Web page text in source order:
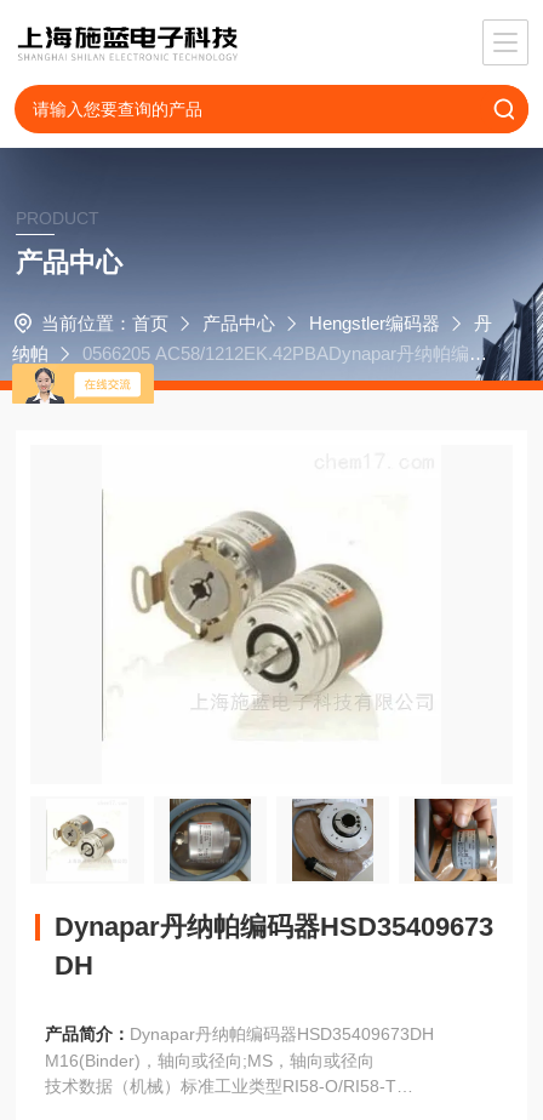
PRODUCT
产品中心
当前位置： 首页 产品中心 Hengstler编码器
丹
纳帕
0566205 AC58/1212EK.42PBADynapar丹纳帕编码
器HSD35409673DH
Dynapar丹纳帕编码器HSD35409673
DH
产品简介： Dynapar丹纳帕编码器HSD35409673DH
M16(Binder)，轴向或径向;MS，轴向或径向
技术数据（机械）标准工业类型RI58-O/RI58-T